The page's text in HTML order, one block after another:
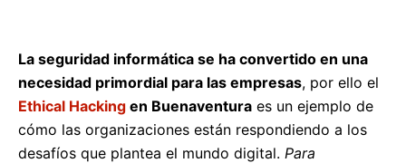
La seguridad informática se ha convertido en una
necesidad primordial para las empresas, por ello el
Ethical Hacking en Buenaventura es un ejemplo de
cómo las organizaciones están respondiendo a los
desafíos que plantea el mundo digital. Para